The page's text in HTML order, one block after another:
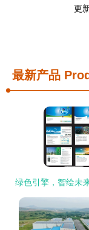
更
最新产品